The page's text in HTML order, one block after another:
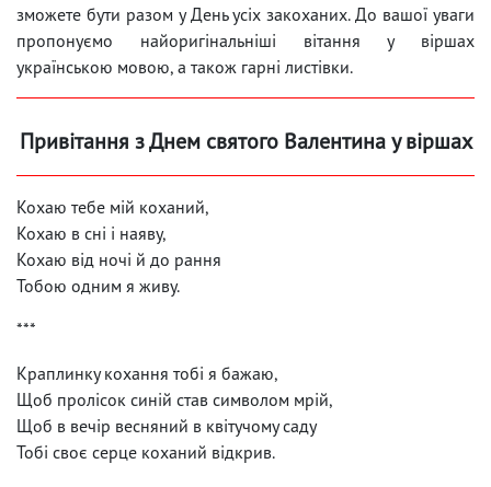
зможете бути разом у День усіх закоханих. До вашої уваги
пропонуємо найоригінальніші вітання у віршах
українською мовою, а також гарні листівки.
Привітання з Днем святого Валентина у віршах
Кохаю тебе мій коханий,
Кохаю в сні і наяву,
Кохаю від ночі й до рання
Тобою одним я живу.
***
Краплинку кохання тобі я бажаю,
Щоб пролісок синій став символом мрій,
Щоб в вечір весняний в квітучому саду
Тобі своє серце коханий відкрив.